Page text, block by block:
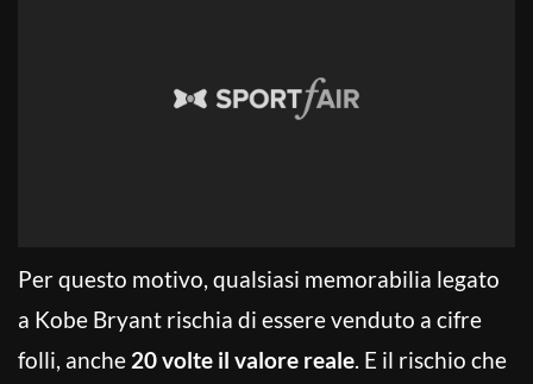
Per questo motivo, qualsiasi memorabilia legato
a Kobe Bryant rischia di essere venduto a cifre
folli, anche 20 volte il valore reale. E il rischio che